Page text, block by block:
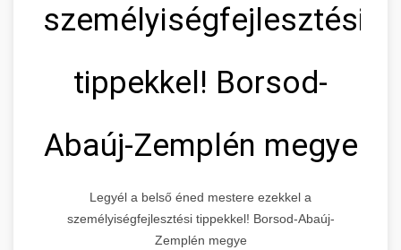
személyiségfejlesztési
tippekkel! Borsod-
Abaúj-Zemplén megye
Legyél a belső éned mestere ezekkel a
személyiségfejlesztési tippekkel! Borsod-Abaúj-
Zemplén megye